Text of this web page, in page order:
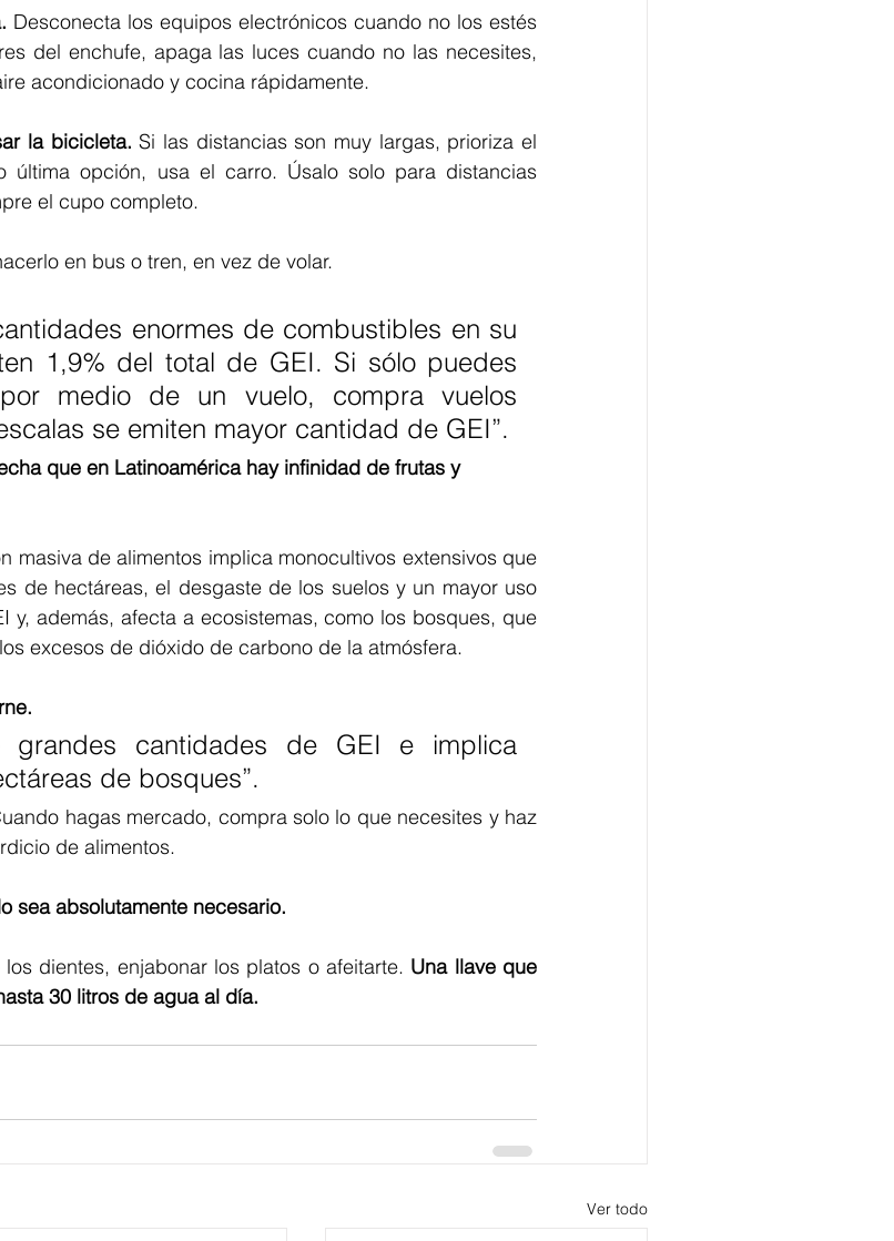
Desconecta los equipos electrónicos cuando no los estés
del enchufe, apaga las luces cuando no las necesites,
acondicionado y cocina rápidamente.
la bicicleta. Si las distancias son muy largas, prioriza el
última opción, usa el carro. Úsalo solo para distancias
el cupo completo.
en bus o tren, en vez de volar.
enormes de combustibles en su
1,9% del total de GEI. Si sólo puedes
medio de un vuelo, compra vuelos
se emiten mayor cantidad de GEI”.
que en Latinoamérica hay infinidad de frutas y
masiva de alimentos implica monocultivos extensivos que
de hectáreas, el desgaste de los suelos y un mayor uso
y, además, afecta a ecosistemas, como los bosques, que
excesos de dióxido de carbono de la atmósfera.
grandes cantidades de GEI e implica
de bosques”.
hagas mercado, compra solo lo que necesites y haz
de alimentos.
sea absolutamente necesario.
dientes, enjabonar los platos o afeitarte. Una llave que
30 litros de agua al día.
Ver todo